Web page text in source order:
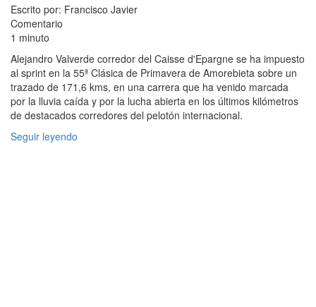
Escrito por: Francisco Javier
Comentario
1 minuto
Alejandro Valverde corredor del Caisse d'Epargne se ha impuesto
al sprint en la 55ª Clásica de Primavera de Amorebieta sobre un
trazado de 171,6 kms, en una carrera que ha venido marcada
por la lluvia caída y por la lucha abierta en los últimos kilómetros
de destacados corredores del pelotón internacional.
Seguir leyendo